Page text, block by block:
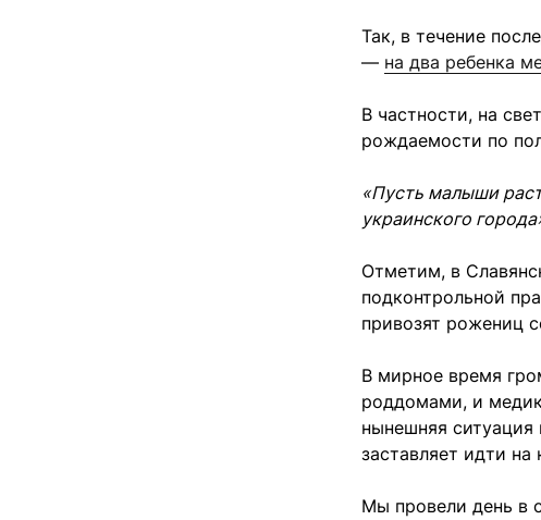
Так, в течение
— на два ребенка
В частности, на
рождаемости по
«Пусть малыши
украинского
Отметим, в
подконтрольной
привозят рожениц
В мирное время
роддомами, и
нынешняя
заставляет идти
Мы провели день в